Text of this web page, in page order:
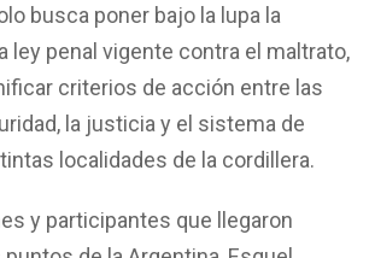
busca poner bajo la lupa la
ley penal vigente contra el maltrato,
criterios de acción entre las
la justicia y el sistema de
localidades de la cordillera.
y participantes que llegaron